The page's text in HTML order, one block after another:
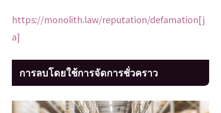
https://monolith.law/reputation/defamation[j
a]
การลบโดยใช้การจัดการชั่วคราว